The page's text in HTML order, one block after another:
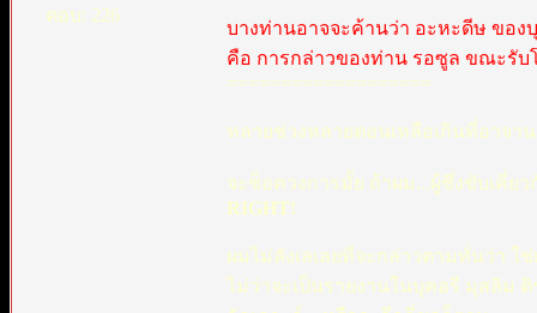
ตอบ: 226
บางท่านอาจจะค้านว่า อะหะดีษ ของ
คือ การกล่าวของท่าน รอซูล ขณะรั
===================
หลายช่วงหลายตอนเหลือเกินที่อาจ
จะช็อควงการมั้ย ถ้าผม...ผู้ซึ่งขับเคี่ย
RIGHT!
ผมไม่ลังเลเลยที่จะกล่าวตามทั่นว่า ใช่
ไม่ว่าจะเป็นรายงานในบุคอรี มุสลิม